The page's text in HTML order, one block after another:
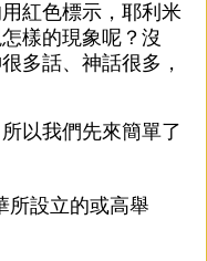
紅色標示，耶利米
樣的現象呢？沒
多話、神話很多，
以我們先來簡單了
所設立的或高舉